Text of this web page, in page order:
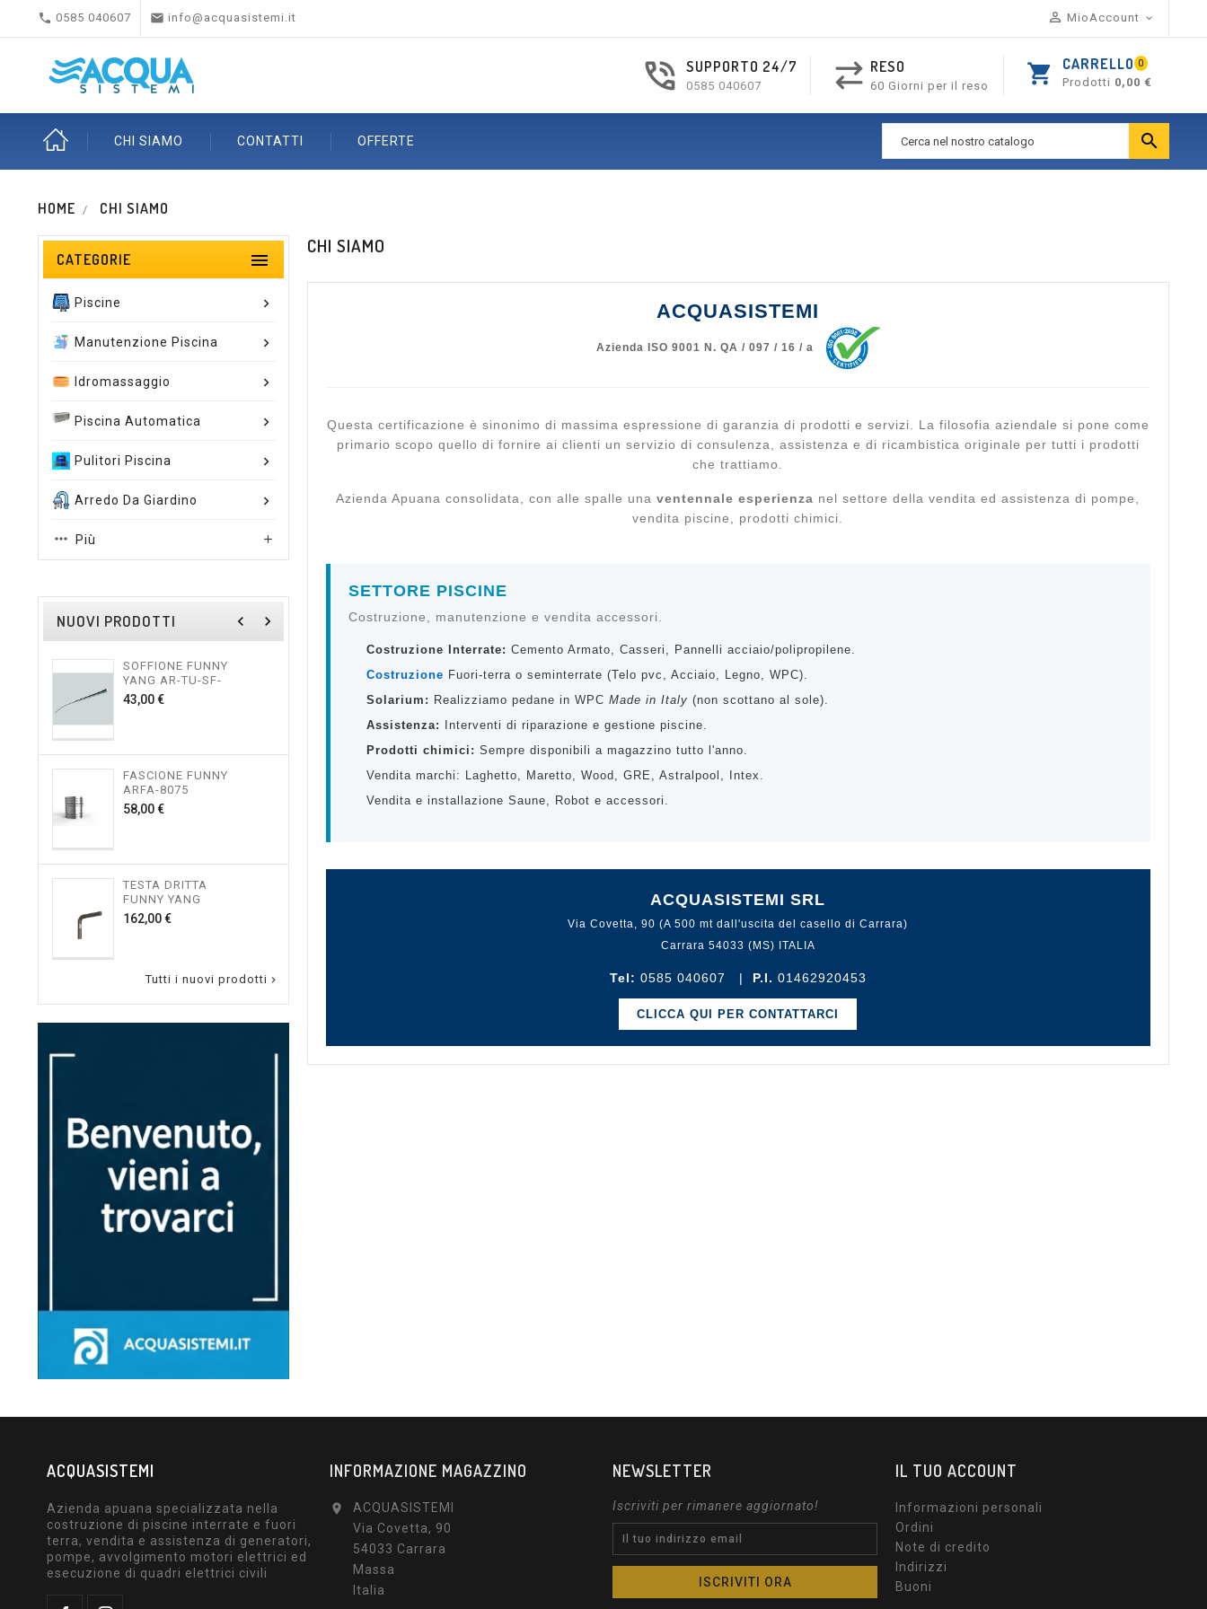
 0585 040607  info@acquasistemi.it  MioAccount 
shopping_cart CARRELLO 0
Prodotti 0,00 €
SUPPORTO 24/7
0585 040607
RESO
60 Giorni per il reso
CHI SIAMO CONTATTI OFFERTE 
HOME CHI SIAMO
CATEGORIE 
Piscine
Manutenzione Piscina
Idromassaggio
Piscina Automatica
Pulitori Piscina
Arredo Da Giardino
Più 
NUOVI PRODOTTI navigate_before navigate_next
SOFFIONE FUNNY
YANG AR-TU-SF-
FINITO
43,00 €Prezzo
FASCIONE FUNNY
ARFA-8075
58,00 €Prezzo
TESTA DRITTA
FUNNY YANG
162,00 €Prezzo
FUNNY YIN
115,00 €Prezzo
TESTA CURVA
SOFFIONE
150,00 €Prezzo
MISCELATORE
ALLUMINIO
TRADIZIONALE
RAD8031
97,00 €Prezzo
GRUPPO
ALLUMINIO SOLARE
97,00 €Prezzo
GARDEN SURPRISE
60,00 €Prezzo
Tutti i nuovi prodotti 
CHI SIAMO
ACQUASISTEMI
Azienda ISO 9001 N. QA / 097 / 16 / a
Questa certificazione è sinonimo di massima espressione di garanzia di prodotti e servizi. La filosofia aziendale si pone come
primario scopo quello di fornire ai clienti un servizio di consulenza, assistenza e di ricambistica originale per tutti i prodotti
che trattiamo.
Azienda Apuana consolidata, con alle spalle unaventennale esperienza nel settore della vendita ed assistenza di pompe,
vendita piscine, prodotti chimici.
SETTORE PISCINE
Costruzione, manutenzione e vendita accessori.
Costruzione Interrate: Cemento Armato, Casseri, Pannelli acciaio/polipropilene.
Costruzione Fuori-terra o seminterrate (Telo pvc, Acciaio, Legno, WPC).
Solarium: Realizziamo pedane in WPC Made in Italy (non scottano al sole).
Assistenza:
Interventi di riparazione e gestione piscine.
Prodotti chimici: Sempre disponibili a magazzino tutto l'anno.
Vendita marchi: Laghetto, Maretto, Wood, GRE, Astralpool, Intex.
Vendita e installazione Saune, Robot e accessori.
ACQUASISTEMI SRL
Via Covetta, 90 (A 500 mt dall'uscita del casello di Carrara)
Carrara 54033 (MS) ITALIA
Tel: 0585 040607 | P.I. 01462920453
CLICCA QUI PER CONTATTARCI
ACQUASISTEMI
Azienda apuana specializzata nella
costruzione di piscine interrate e fuori
terra, vendita e assistenza di generatori,
pompe, avvolgimento motori elettrici ed
esecuzione di quadri elettrici civili
INFORMAZIONE MAGAZZINO

ACQUASISTEMI
Via Covetta, 90
54033 Carrara
Massa
Italia
NEWSLETTER
Iscriviti per rimanere aggiornato!
IL TUO ACCOUNT
Informazioni personali
Ordini
Note di credito
Indirizzi
Buoni